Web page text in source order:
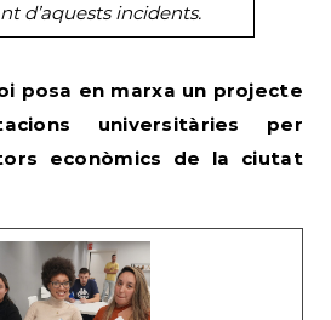
d’aquests incidents.
posa en marxa un projecte
universitàries per
econòmics de la ciutat